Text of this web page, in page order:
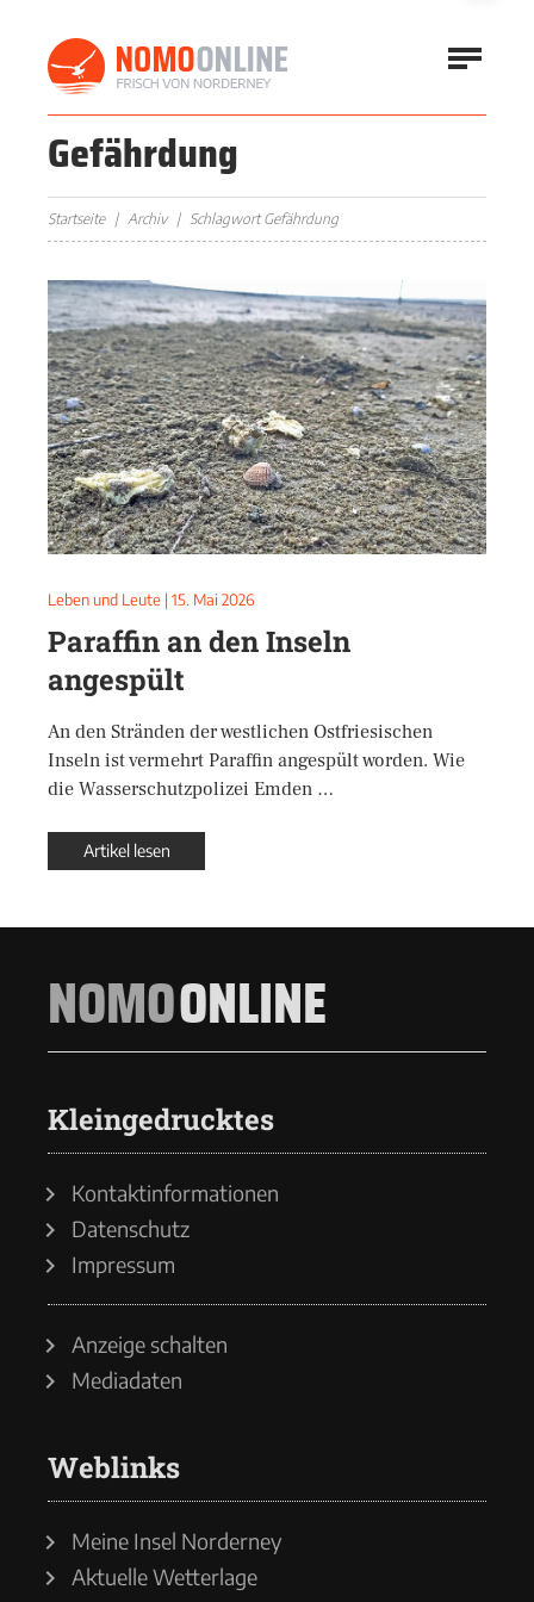
Gefährdung
Startseite Archiv Schlagwort Gefährdung
Leben und Leute | 15. Mai 2026
Paraffin an den Inseln
angespült
An den Stränden der westlichen Ostfriesischen
Inseln ist vermehrt Paraffin angespült worden. Wie
die Wasserschutzpolizei Emden …
Artikel lesen
NOMOONLINE
Kleingedrucktes
Kontaktinformationen
Datenschutz
Impressum
Anzeige schalten
Mediadaten
Weblinks
Meine Insel Norderney
Aktuelle Wetterlage